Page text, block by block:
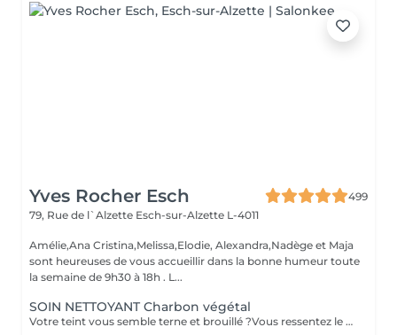
Yves Rocher Esch
499
79, Rue de l`Alzette Esch-sur-Alzette L-4011
Amélie,Ana Cristina,Melissa,Elodie, Alexandra,Nadège et Maja
sont heureuses de vous accueillir dans la bonne humeur toute
la semaine de 9h30 à 18h . L...
SOIN NETTOYANT Charbon végétal
Votre teint vous semble terne et brouillé ?Vous ressentez le besoin de nettoyer votre peau? Ce soin nettoyant s'adresse à vous. Il permettra de traiter votre peau sans la décaper. Purifié et détoxifié, votre visage retrouve un teint unifié,frais et lumineux. Une vraie bouffée d'oxygène pour votre peau!